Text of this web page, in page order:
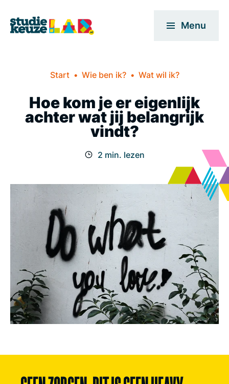
Menu
Start Wie ben ik? Wat wil ik?
Hoe kom je er eigenlijk
achter wat jij belangrijk
vindt?
2 min. lezen